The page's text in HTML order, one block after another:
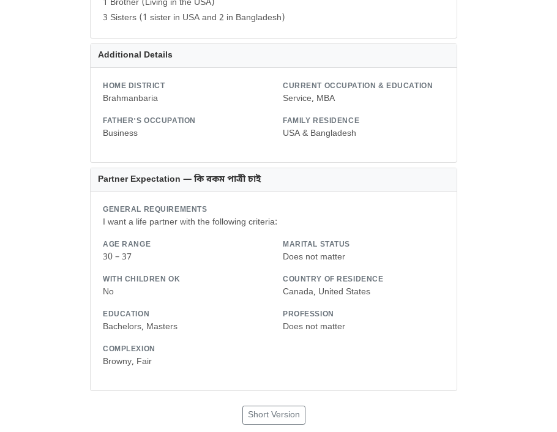
1 Brother (Living in the USA)
3 Sisters (1 sister in USA and 2 in Bangladesh)
Additional Details
HOME DISTRICT
Brahmanbaria
CURRENT OCCUPATION & EDUCATION
Service, MBA
FATHER'S OCCUPATION
Business
FAMILY RESIDENCE
USA & Bangladesh
Partner Expectation — কি রকম পাত্রী চাই
GENERAL REQUIREMENTS
I want a life partner with the following criteria:
AGE RANGE
30 – 37
MARITAL STATUS
Does not matter
WITH CHILDREN OK
No
COUNTRY OF RESIDENCE
Canada, United States
EDUCATION
Bachelors, Masters
PROFESSION
Does not matter
COMPLEXION
Browny, Fair
Short Version